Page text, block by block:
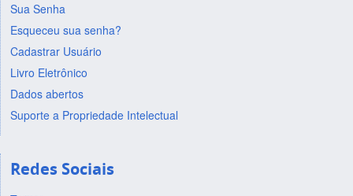
Sua Senha
Esqueceu sua senha?
Cadastrar Usuário
Livro Eletrônico
Dados abertos
Suporte a Propriedade Intelectual
Redes Sociais